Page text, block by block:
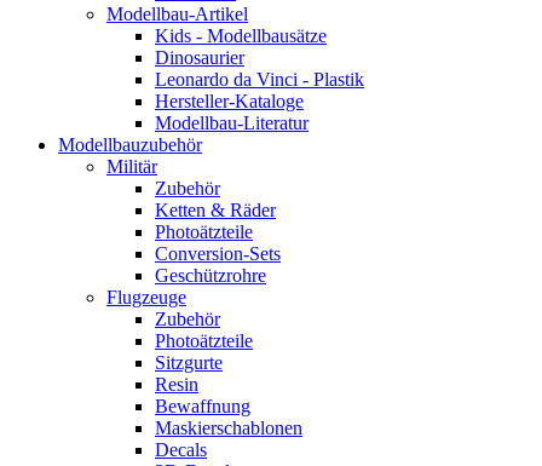
Modellbau-Artikel
Kids - Modellbausätze
Dinosaurier
Leonardo da Vinci - Plastik
Hersteller-Kataloge
Modellbau-Literatur
Modellbauzubehör
Militär
Zubehör
Ketten & Räder
Photoätzteile
Conversion-Sets
Geschützrohre
Flugzeuge
Zubehör
Photoätzteile
Sitzgurte
Resin
Bewaffnung
Maskierschablonen
Decals